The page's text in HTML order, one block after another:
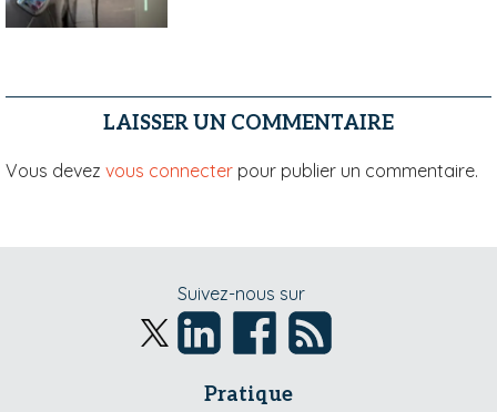
LAISSER UN COMMENTAIRE
Vous devez vous connecter pour publier un commentaire.
Suivez-nous sur
Pratique